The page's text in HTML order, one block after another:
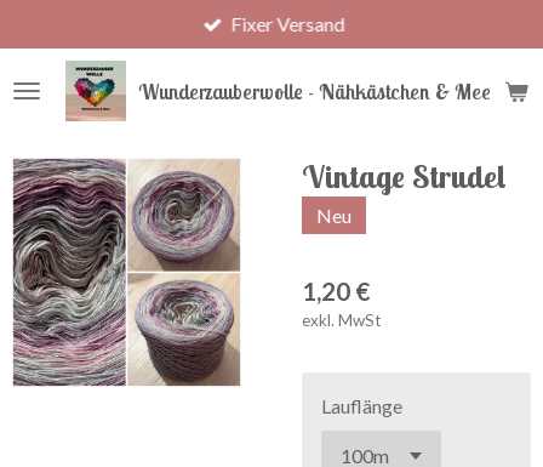
Hauptinhalt
springen
Wunderzauberwolle - Nähkästchen & Meer
Fixer Versand
Vintage Strudel
Neu
1,20 €
exkl. MwSt
Lauflänge